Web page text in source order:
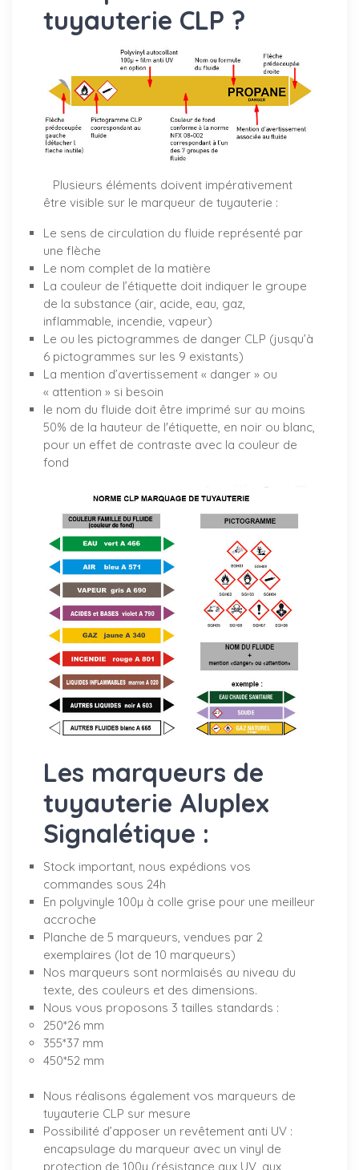
tuyauterie CLP ?
Plusieurs éléments doivent impérativement
être visible sur le marqueur de tuyauterie :
Le sens de circulation du fluide représenté par
une flèche
Le nom complet de la matière
La couleur de l’étiquette doit indiquer le groupe
de la substance (air, acide, eau, gaz,
inflammable, incendie, vapeur)
Le ou les pictogrammes de danger CLP (jusqu’à
6 pictogrammes sur les 9 existants)
La mention d’avertissement « danger » ou
« attention » si besoin
le nom du fluide doit être imprimé sur au moins
50% de la hauteur de l'étiquette, en noir ou blanc,
pour un effet de contraste avec la couleur de
fond
Les marqueurs de
tuyauterie Aluplex
Signalétique :
Stock important, nous expédions vos
commandes sous 24h
En polyvinyle 100µ à colle grise pour une meilleur
accroche
Planche de 5 marqueurs, vendues par 2
exemplaires (lot de 10 marqueurs)
Nos marqueurs sont normlaisés au niveau du
texte, des couleurs et des dimensions.
Nous vous proposons 3 tailles standards :
250*26 mm
355*37 mm
450*52 mm
Nous réalisons également vos marqueurs de
tuyauterie CLP sur mesure
Possibilité d’apposer un revêtement anti UV :
encapsulage du marqueur avec un vinyl de
protection de 100µ (résistance aux UV, aux